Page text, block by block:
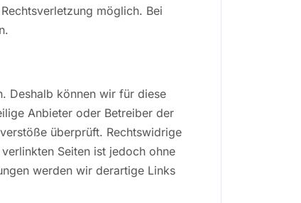
möglich. Bei
Deshalb können wir für diese
Anbieter oder Betreiber der
überprüft. Rechtswidrige
Seiten ist jedoch ohne
werden wir derartige Links